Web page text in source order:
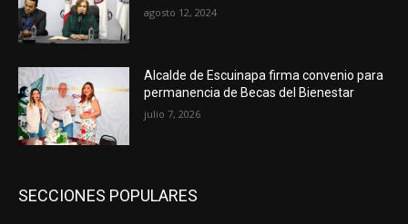
agosto 12, 2024
Alcalde de Escuinapa firma convenio para
permanencia de Becas del Bienestar
julio 7, 2026
SECCIONES POPULARES